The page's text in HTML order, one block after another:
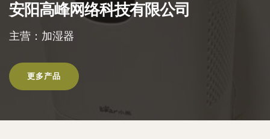
安阳高峰网络科技有限公司
主营：加湿器
更多产品